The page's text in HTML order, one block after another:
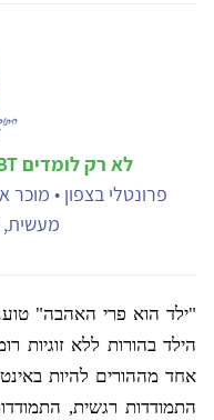
לא רק לומדים CBT מפתחים חשיבה קלינית
פרונטלי בצפון •
מעשית,
"ילד הוא פרי האהבה"
הילד בהורות ללא זוגיות
אחד מההורים להיות
התמודדות רגשית,